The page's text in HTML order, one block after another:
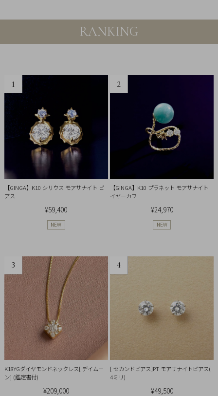
RANKING
1
【GINGA】K10 シリウス モアサナイト ピ
アス
¥59,400
NEW
2
【GINGA】K10 プラネット モアサナイト
イヤーカフ
¥24,970
NEW
3
K18YGダイヤモンドネックレス[ デイムー
ン] (鑑定書付)
¥209,000
4
[ セカンドピアス]PT モアサナイトピアス(
4ミリ)
¥49,500